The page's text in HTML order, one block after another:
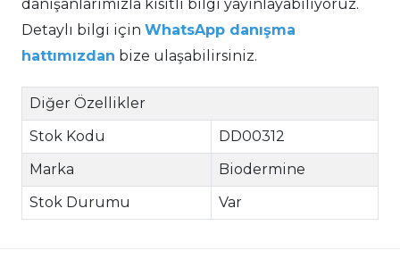
danışanlarımızla kısıtlı bilgi yayınlayabiliyoruz.
Detaylı bilgi için WhatsApp danışma
hattımızdan bize ulaşabilirsiniz.
Diğer Özellikler
Stok Kodu
DD00312
Marka
Biodermine
Stok Durumu
Var